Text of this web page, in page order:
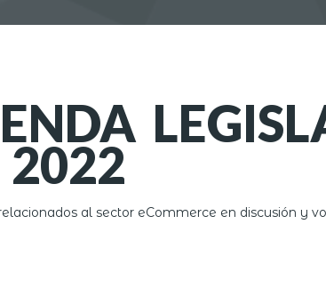
2022
al sector eCommerce en discusión y